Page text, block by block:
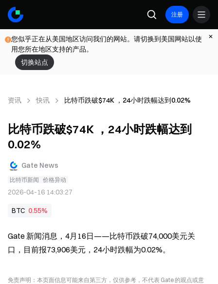
注册
您似乎正在从美国地区访问我们的网站。请切换到美国网站以使
用您所在地区支持的产品。
切换站点
资讯 快讯 比特币跌破$74K ，24小时跌幅达到0.02%
比特币跌破$74K ，24小时跌幅达到
0.02%
Gate News
比特币新闻 价格异动
2026-04-16 14:03:27
BTC 0.55%
Gate 新闻消息，4月16日——比特币跌破74,000美元关
口，目前报73,906美元，24小时跌幅为0.02%。
免责声明：本页面信息可能来自第三方，仅供参考，不代表 Gate 的观点或意